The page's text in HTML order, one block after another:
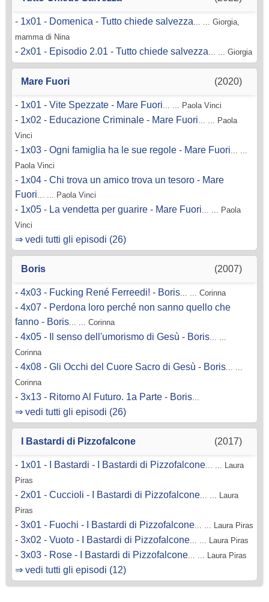
- 1x01 - Domenica - Tutto chiede salvezza ... ... Giorgia,
mamma di Nina
- 2x01 - Episodio 2.01 - Tutto chiede salvezza ... ... Giorgia
Mare Fuori (2020)
- 1x01 - Vite Spezzate - Mare Fuori ... ... Paola Vinci
- 1x02 - Educazione Criminale - Mare Fuori ... ... Paola
Vinci
- 1x03 - Ogni famiglia ha le sue regole - Mare Fuori
Paola Vinci
- 1x04 - Chi trova un amico trova un tesoro - Mare
Fuori ... ... Paola Vinci
- 1x05 - La vendetta per guarire - Mare Fuori ... ... Paola
Vinci
⇒ vedi tutti gli episodi (26)
Boris (2007)
- 4x03 - Fucking René Ferreedi! - Boris ... ... Corinna
- 4x07 - Perdona loro perché non sanno quello che
fanno - Boris ... ... Corinna
- 4x05 - Il senso dell'umorismo di Gesù - Boris
Corinna
- 4x08 - Gli Occhi del Cuore Sacro di Gesù - Boris
Corinna
- 3x13 - Ritorno Al Futuro. 1a Parte - Boris
⇒ vedi tutti gli episodi (26)
I Bastardi di Pizzofalcone (2017)
- 1x01 - I Bastardi - I Bastardi di Pizzofalcone ... ... Laura
Piras
- 2x01 - Cuccioli - I Bastardi di Pizzofalcone ... ... Laura
Piras
- 3x01 - Fuochi - I Bastardi di Pizzofalcone ... ... Laura Piras
- 3x02 - Vuoto - I Bastardi di Pizzofalcone ... ... Laura Piras
- 3x03 - Rose - I Bastardi di Pizzofalcone ... ... Laura Piras
⇒ vedi tutti gli episodi (12)